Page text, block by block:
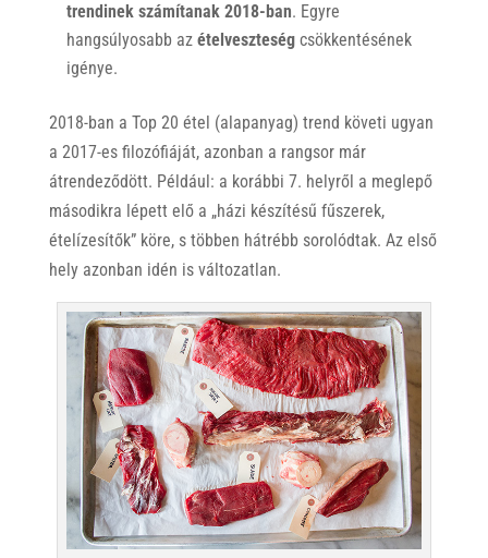
trendinek számítanak 2018-ban. Egyre
hangsúlyosabb az ételveszteségcsökkentésének
igénye.
2018-ban a Top 20 étel (alapanyag) trend követi ugyan
a 2017-es filozófiáját, azonban a rangsor már
átrendeződött. Például: a korábbi 7. helyről a meglepő
másodikra lépett elő a „házi készítésű fűszerek,
ételízesítők” köre, s többen hátrébb sorolódtak. Az első
hely azonban idén is változatlan.